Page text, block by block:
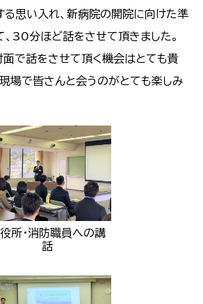
思い入れ、新病院の開院に向けた準
30分ほど話をさせて頂きました。
で話をさせて頂く機会はとても貴
場で皆さんと会うのがとても楽しみ
所・消防職員への講
話